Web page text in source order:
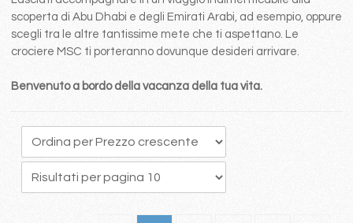
scoperta di Abu Dhabi e degli Emirati Arabi, ad esempio, oppure
scegli tra le altre tantissime mete che ti aspettano. Le
crociere MSC ti porteranno dovunque desideri arrivare.
Benvenuto a bordo della vacanza della tua vita.